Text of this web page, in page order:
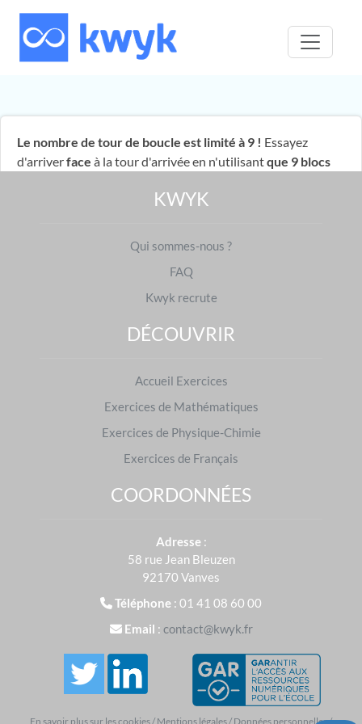
Le nombre de tour de boucle est limité à 9 ! Essayez
d'arriverface à la tour d'arrivée en n'utilisantque 9 blocs
Valider
Créer un compte et tester
KWYK
Qui sommes-nous ?
FAQ
Kwyk recrute
DÉCOUVRIR
Accueil Exercices
Exercices de Mathématiques
Exercices de Physique-Chimie
Exercices de Français
COORDONNÉES
Adresse :
58 rue Jean Bleuzen
92170 Vanves
Téléphone : 01 41 08 60 00
Email : contact@kwyk.fr
En savoir plus sur les cookies/Mentions légales/Données personnelles/